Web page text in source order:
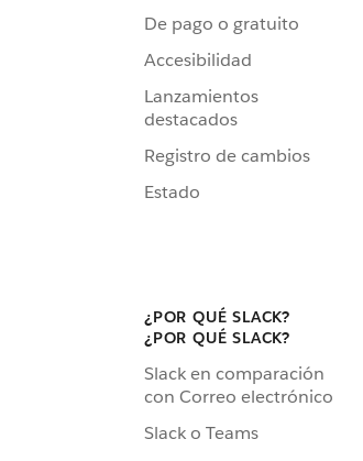
De pago o gratuito
Accesibilidad
Lanzamientos
destacados
Registro de cambios
Estado
¿POR QUÉ SLACK?
¿POR QUÉ SLACK?
Slack en comparación
con Correo electrónico
Slack o Teams